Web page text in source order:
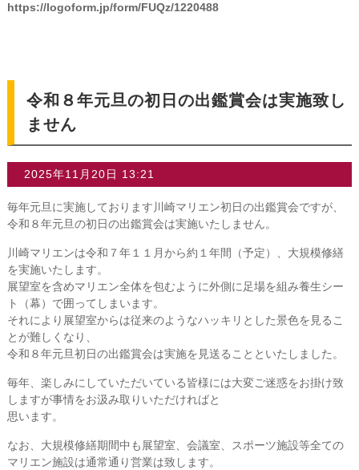
https://logoform.jp/form/FUQz/1220488
令和８年元旦の初日の出鑑賞会は実施致し
ません
2025年11月20日 13:21
毎年元旦に実施しております川崎マリエン初日の出鑑賞会ですが、
令和８年元旦の初日の出鑑賞会は実施いたしません。
川崎マリエンは令和７年１１月から約１年間（予定）、大規模修繕
を実施いたします。
展望室を含めマリエン全体を包むように外側に足場を組み養生シー
ト（幕）で囲ってしまいます。
それにより展望室からは従来のようなハッキリとした景色を見るこ
とが難しくなり、
令和８年元旦初日の出鑑賞会は実施を見送ることといたしました。
毎年、楽しみにしていただいている皆様には大変ご迷惑をお掛け致
しますが事情をお汲み取りいただければと
思います。
なお、大規模修繕期間中も展望室、会議室、スポーツ施設等全ての
マリエン施設は通常通り営業は致します。